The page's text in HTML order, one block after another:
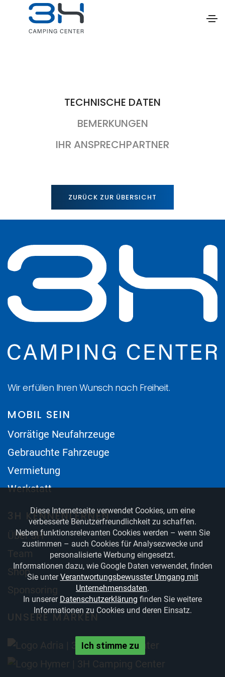
TECHNISCHE DATEN
BEMERKUNGEN
IHR ANSPRECHPARTNER
ZURÜCK ZUR ÜBERSICHT
Wir erfüllen Ihren Wunsch nach Freiheit.
MOBIL SEIN
Vorrätige Neufahrzeuge
Gebrauchte Fahrzeuge
Vermietung
Werkstatt
3H KENNENLERNEN
Über 3H
Team
Shop
Sponsoring
UNSERE MARKEN
Diese Internetseite verwendet Cookies, um eine
verbesserte Benutzerfreundlichkeit zu schaffen.
Neben funktionsrelevanten Cookies werden – wenn Sie
zustimmen – auch Cookies für Analysezwecke und
personalisierte Werbung eingesetzt.
Informationen dazu, wie Google Daten verwendet, finden
Sie unterVerantwortungsbewusster Umgang mit
Unternehmensdaten.
In unserer Datenschutzerklärung finden Sie weitere
Informationen zu Cookies und deren Einsatz.
Ich stimme zu